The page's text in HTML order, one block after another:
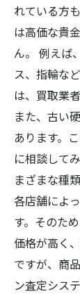
れている方
は高価な貴
ん。 例えば
ス、指輪な
は、買取業
また、古い
あります。
に相談して
まざまな種
各店舗によ
す。そのた
価格が高く
ですが、商
ン査定シス